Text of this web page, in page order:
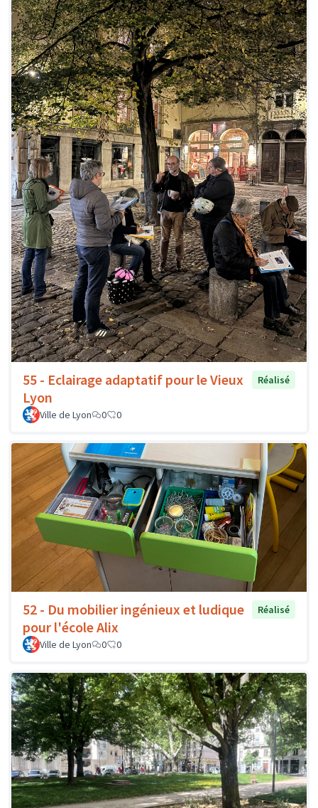
55 - Eclairage adaptatif pour le Vieux
Lyon
Réalisé
Ville de Lyon 0 0
52 - Du mobilier ingénieux et ludique
pour l'école Alix
Réalisé
Ville de Lyon 0 0